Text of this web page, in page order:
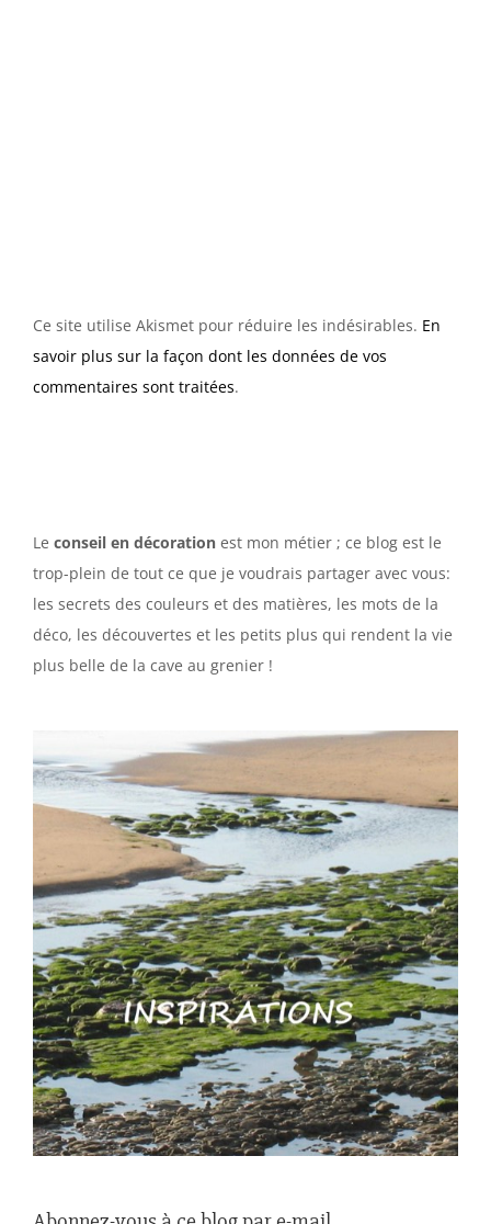
Ce site utilise Akismet pour réduire les indésirables. En
savoir plus sur la façon dont les données de vos
commentaires sont traitées.
Le conseil en décoration est mon métier ; ce blog est le
trop-plein de tout ce que je voudrais partager avec vous:
les secrets des couleurs et des matières, les mots de la
déco, les découvertes et les petits plus qui rendent la vie
plus belle de la cave au grenier !